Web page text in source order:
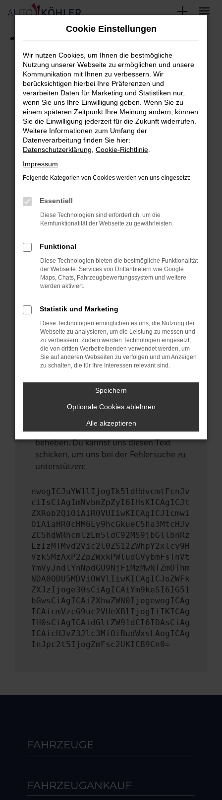
Zum
Fehler: Network Error
Beim Laden ist ein Fehler aufgetreten.
Hier sind ein paar Tipps, die dir helfen können:
Überprüfe deine Firewall und deine
Internetverbindung.
Laden andere Webseiten, zum Beispiel
deine Suchmaschine?
Manche Erweiterungen, wie Werbeblocker,
können das Laden bestimmter Seiten
verhindern. Funktioniert die Seite in einem
Fenster?
Starte dein Gerät neu.
Das kann manchmal helfen,
vorübergehende Probleme zu beheben.
Stelle sicher, dass dein Browser und dein
Betriebssystem auf dem neuesten Stand
sind.
Veraltete Software birgt nicht nur ein
Sicherheitsrisiko, sondern kann auch dazu
führen, dass bestimmte Funktionen nicht
Wende dich an den Webseitenbetreiber.
Wenn du alle oben genannten Schritte
versucht hast, kontaktiere uns bitte. Wir
werden versuchen, das Problem zu
beheben. Du kannst uns diesen Text
schicken, um uns bei der Fehlersuche zu
unterstützen:
ewogICJuYW1lIjogIk5ldHdvcmtFcnJv
ciIsCiAgImNvbmZpZyI6IHsKICAgICJt
ZXRob2QiOiAiR0VUIiwKICAgICJ1cmwi
OiAiaHR0cHM6Ly9hcGkueC5ha3MtcHJv
ZC5hdWRhcmlzLm5ldC92MS9jbGllbnRz
LzIzMTMvd2Vic2l0ZS12ZWhpY2xlcy9H
Vzk5MzAxP2ZpZWxkPWludGVybmFsTnVt
YmVyJndlYnNpdGU9NjFiMzMwNTZmOThm
NDA0ODU5MDViOWVlIiwKICAgICJoZWFk
ZXJzIjoge30sCiAgICAiYm9keSI6IG51
bGwsCiAgICAiZXhwZWN0IjogewogICAg
ICAicmVzcG9uc2VUeXBlIjogIiIKICAg
IH0sCiAgICAidGltZW91dCI6IDAsCiAg
ICAicHJvZ3Jlc3MiOiBudWxsLAogICAg
InJpc2t5IjogZmFsc2UKICB9Cn0=
FAHRZEUGE
FAHRZEUGANKAUF
Cookie Einstellungen
Wir nutzen Cookies, um Ihnen die bestmögliche
Nutzung unserer Webseite zu ermöglichen und unsere
Kommunikation mit Ihnen zu verbessern. Wir
berücksichtigen hierbei Ihre Präferenzen und
verarbeiten Daten für Marketing und Statistiken nur,
wenn Sie uns Ihre Einwilligung geben. Wenn Sie zu
einem späteren Zeitpunkt Ihre Meinung ändern, können
Sie die Einwilligung jederzeit für die Zukunft widerrufen.
Weitere Informationen zum Umfang der
Datenverarbeitung finden Sie hier:
Datenschutzerklärung Cookie-Richtlinie
Impressum
Folgende Kategorien von Cookies werden von uns eingesetzt:
Essentiell
Diese Technologien sind erforderlich, um die
Kernfunktionalität der Webseite zu gewährleisten.
Funktional
Diese Technologien bieten die bestmögliche Funktionalität
der Webseite. Services von Drittanbietern wie Google
Maps, Chats, Fahrzeugbewertungssystem und weitere
werden aktiviert.
Statistik und Marketing
Diese Technologien ermöglichen es uns, die Nutzung der
Webseite zu analysieren, um die Leistung zu messen und
zu verbessern. Zudem werden Technologien eingesetzt,
die von dritten Werbetreibenden verwendet werden, um
Sie auf anderen Webseiten zu verfolgen und um Anzeigen
zu schalten, die für Ihre Interessen relevant sind.
Speichern
Optionale Cookies ablehnen
Alle akzeptieren